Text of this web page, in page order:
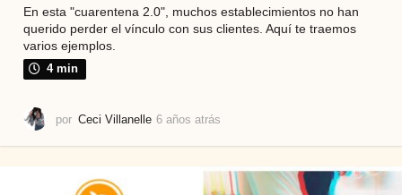
En esta "cuarentena 2.0", muchos establecimientos no han
querido perder el vínculo con sus clientes. Aquí te traemos
varios ejemplos.
4 min
por Ceci Villanelle 6 años atrás
o
s